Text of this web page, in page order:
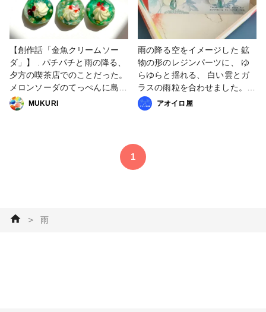
【創作話「金魚クリームソー
ダ」】 . パチパチと雨の降る、
夕方の喫茶店でのことだった。
メロンソーダのてっぺんに島み
たいに浮いたアイスクリーム
を、持ち手の長いスプーンでグ
ーも一緒にブクブクと混ざりな
がら底に沈んだ。 穴が通らな
になっていた。 金魚は、アイ
スクリームをつっついて食べた
MUKURI
雨の降る空をイメージした 鉱
物の形のレジンパーツに、 ゆ
らゆらと揺れる、 白い雲とガ
ラスの雨粒を合わせました。
憂鬱な雨の日も楽しくなるよう
な キラキラ綺麗でゆらゆら楽
ピアス に変更可能です！ オプ
ションよりお選びください。
アオイロ屋
1
＞ 雨